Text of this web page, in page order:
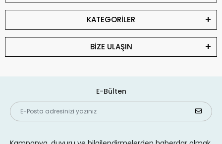
KATEGORİLER
BİZE ULAŞIN
E-Bülten